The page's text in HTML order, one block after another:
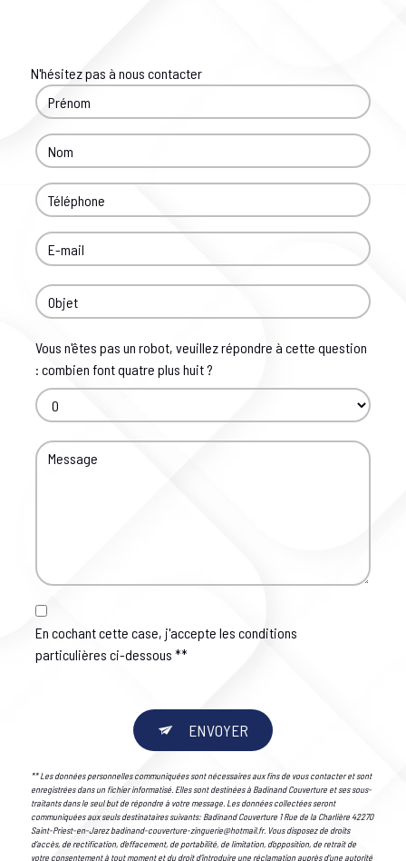
N'hésitez pas à nous contacter
Vous n'êtes pas un robot, veuillez répondre à cette question
: combien font quatre plus huit ?
En cochant cette case, j'accepte les conditions
particulières ci-dessous **
ENVOYER
** Les données personnelles communiquées sont nécessaires aux fins de vous contacter et sont
enregistrées dans un fichier informatisé. Elles sont destinées à Badinand Couverture et ses sous-
traitants dans le seul but de répondre à votre message. Les données collectées seront
communiquées aux seuls destinataires suivants: Badinand Couverture 1 Rue de la Charlière 42270
Saint-Priest-en-Jarez badinand-couverture-zinguerie@hotmail.fr. Vous disposez de droits
d’accès, de rectification, d’effacement, de portabilité, de limitation, d’opposition, de retrait de
votre consentement à tout moment et du droit d’introduire une réclamation auprès d’une autorité